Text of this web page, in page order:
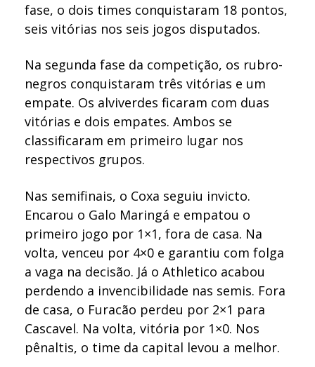
fase, o dois times conquistaram 18 pontos,
seis vitórias nos seis jogos disputados.
Na segunda fase da competição, os rubro-
negros conquistaram três vitórias e um
empate. Os alviverdes ficaram com duas
vitórias e dois empates. Ambos se
classificaram em primeiro lugar nos
respectivos grupos.
Nas semifinais, o Coxa seguiu invicto.
Encarou o Galo Maringá e empatou o
primeiro jogo por 1×1, fora de casa. Na
volta, venceu por 4×0 e garantiu com folga
a vaga na decisão. Já o Athletico acabou
perdendo a invencibilidade nas semis. Fora
de casa, o Furacão perdeu por 2×1 para
Cascavel. Na volta, vitória por 1×0. Nos
pênaltis, o time da capital levou a melhor.